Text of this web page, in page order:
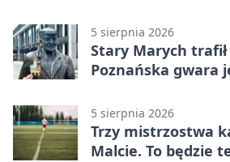
5 sierpnia 2026
Stary Marych trafił
Poznańska gwara
5 sierpnia 2026
Trzy mistrzostwa
Malcie. To będzie